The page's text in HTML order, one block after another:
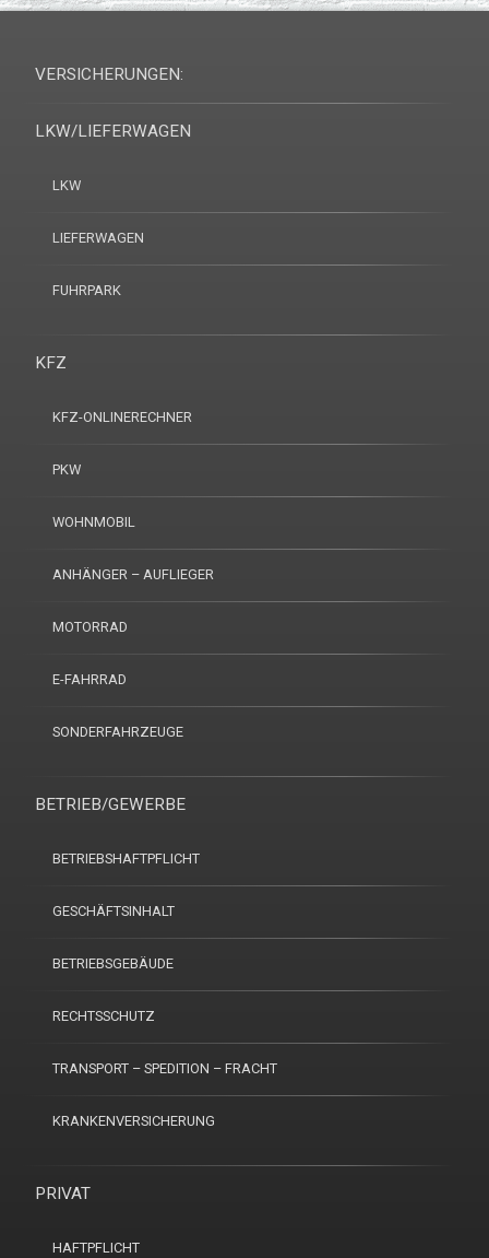
VERSICHERUNGEN:
LKW/LIEFERWAGEN
LKW
LIEFERWAGEN
FUHRPARK
KFZ
KFZ-ONLINERECHNER
PKW
WOHNMOBIL
ANHÄNGER – AUFLIEGER
MOTORRAD
E-FAHRRAD
SONDERFAHRZEUGE
BETRIEB/GEWERBE
BETRIEBSHAFTPFLICHT
GESCHÄFTSINHALT
BETRIEBSGEBÄUDE
RECHTSSCHUTZ
TRANSPORT – SPEDITION – FRACHT
KRANKENVERSICHERUNG
PRIVAT
HAFTPFLICHT